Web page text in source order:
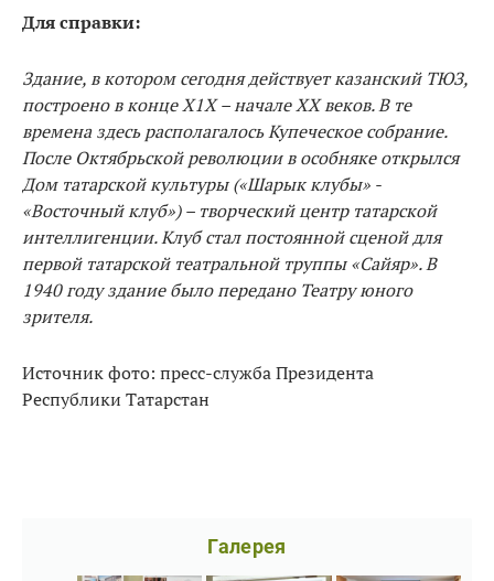
Для справки:
Здание, в котором сегодня действует казанский ТЮЗ,
построено в конце Х1Х – начале ХХ веков. В те
времена здесь располагалось Купеческое собрание.
После Октябрьской революции в особняке открылся
Дом татарской культуры («Шарык клубы» -
«Восточный клуб») – творческий центр татарской
интеллигенции. Клуб стал постоянной сценой для
первой татарской театральной труппы «Сайяр». В
1940 году здание было передано Театру юного
зрителя.
Источник фото: пресс-служба Президента
Республики Татарстан
Галерея